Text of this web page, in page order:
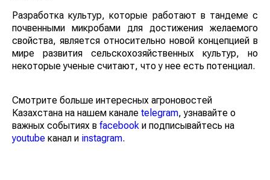
Разработка культур, которые работают в тандеме с
почвенными микробами для достижения желаемого
свойства, является относительно новой концепцией в
мире развития сельскохозяйственных культур, но
некоторые ученые считают, что у нее есть потенциал.
Смотрите больше интересных агроновостей
Казахстана на нашем каналеtelegram , узнавайте о
важных событиях вfacebook и подписывайтесь на
youtube канал иinstagram